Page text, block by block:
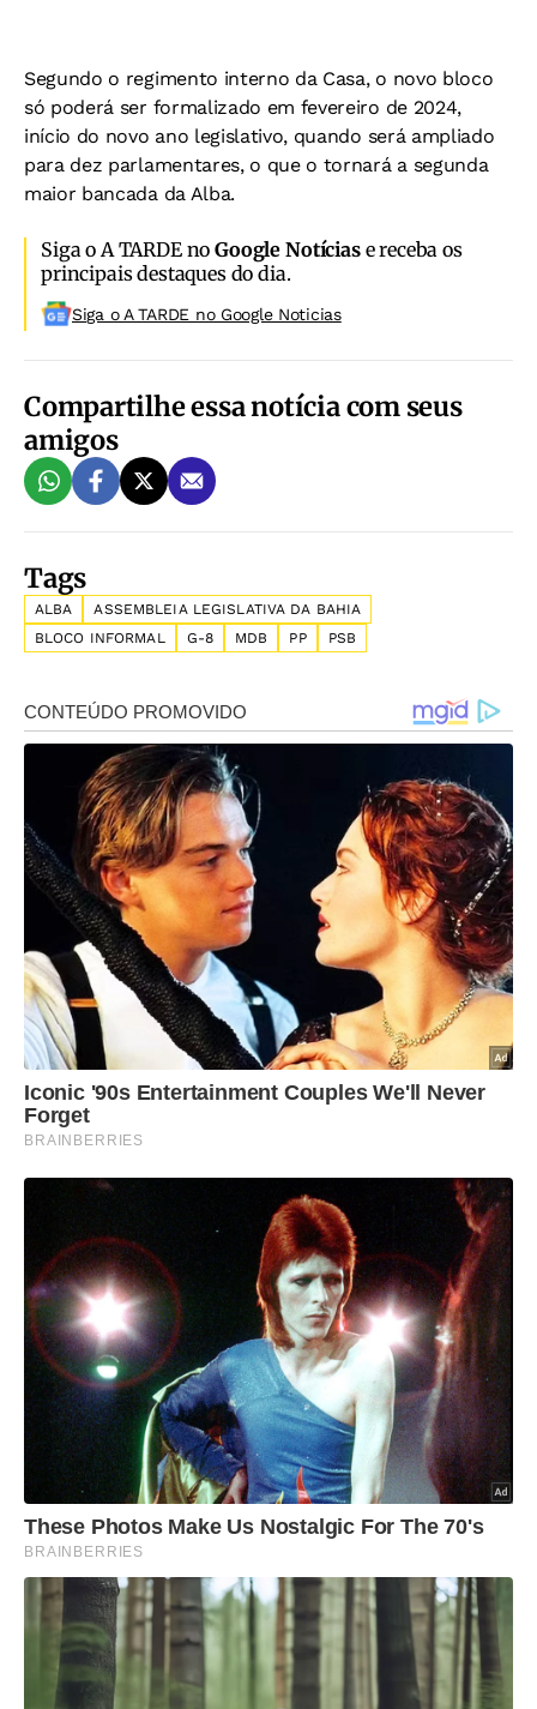
Segundo o regimento interno da Casa, o novo bloco
só poderá ser formalizado em fevereiro de 2024,
início do novo ano legislativo, quando será ampliado
para dez parlamentares, o que o tornará a segunda
maior bancada da Alba.
Siga o A TARDE noGoogle Notíciase receba os
principais destaques do dia.
Siga o A TARDE no Google Noticias
Compartilhe essa notícia com seus
amigos
Tags
ALBA
ASSEMBLEIA LEGISLATIVA DA BAHIA
BLOCO INFORMAL
G-8 MDB PP PSB